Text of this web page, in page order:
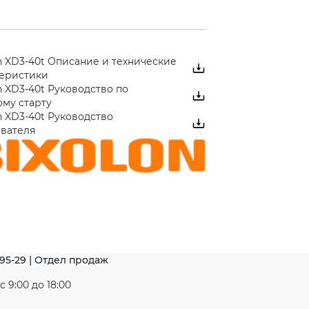
XD3-40t Описание и технические
XD3-40t Руководство по
старту
XD3-40t Руководство
29 | Отдел продаж
9:00 до 18:00